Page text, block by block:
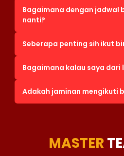
Bagaimana dengan jadwal
nanti?
Seberapa penting sih ikut
Bagaimana kalau saya dari
Adakah jaminan mengikuti
MASTER